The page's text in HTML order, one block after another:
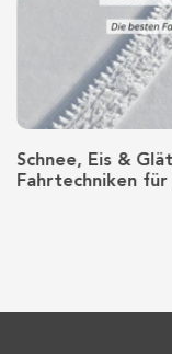
Schnee, Eis &
Fahrtechniken